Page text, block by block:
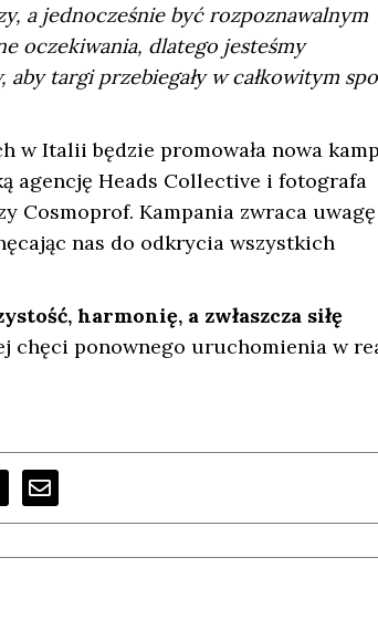
a jednocześnie być rozpoznawalnym
oczekiwania, dlatego jesteśmy
targi przebiegały w całkowitym
w Italii będzie promowała nowa
agencję Heads Collective i fotografa
Cosmoprof. Kampania zwraca
nas do odkrycia wszystkich
harmonię, a zwłaszcza siłę
chęci ponownego uruchomienia w